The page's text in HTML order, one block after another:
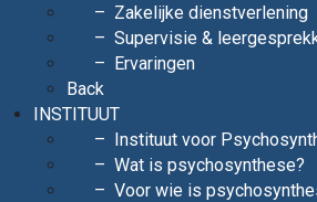
Zakelijke dienstverlening
Supervisie &
Ervaringen
Back
INSTITUUT
Instituut voor
Wat is psychosynthese?
Voor wie is